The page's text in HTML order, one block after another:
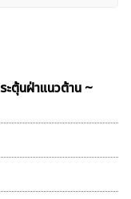
ะตุ้นฝ่าแนวต้าน ~